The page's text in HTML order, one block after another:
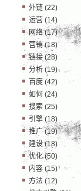
外链 (22)
运营 (14)
网络(17)
营销(18)
链接 (28)
分析 (19)
百度(42)
如何 (24)
搜索 (25)
引擎 (18)
推广(19)
建设(18)
优化(50)
内容 (15)
方法 (12)